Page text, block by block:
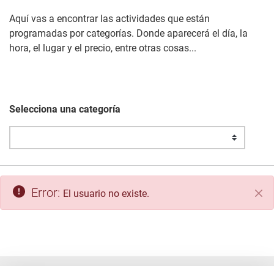
Aquí vas a encontrar las actividades que están
programadas por categorías. Donde aparecerá el día, la
hora, el lugar y el precio, entre otras cosas...
Selecciona una categoría
Error: El usuario no existe.